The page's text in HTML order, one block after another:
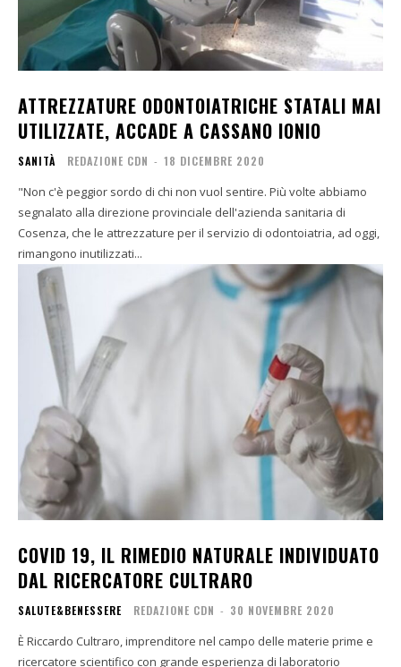
ATTREZZATURE ODONTOIATRICHE STATALI MAI
UTILIZZATE, ACCADE A CASSANO IONIO
SANITÀ REDAZIONE CDN - 18 DICEMBRE 2020
"Non c'è peggior sordo di chi non vuol sentire. Più volte abbiamo
segnalato alla direzione provinciale dell'azienda sanitaria di
Cosenza, che le attrezzature per il servizio di odontoiatria, ad oggi,
rimangono inutilizzati...
COVID 19, IL RIMEDIO NATURALE INDIVIDUATO
DAL RICERCATORE CULTRARO
SALUTE&BENESSERE REDAZIONE CDN - 30 NOVEMBRE 2020
È Riccardo Cultraro, imprenditore nel campo delle materie prime e
ricercatore scientifico con grande esperienza di laboratorio